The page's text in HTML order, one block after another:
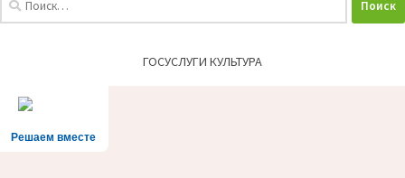
ГОСУСЛУГИ КУЛЬТУРА
Решаем вместе